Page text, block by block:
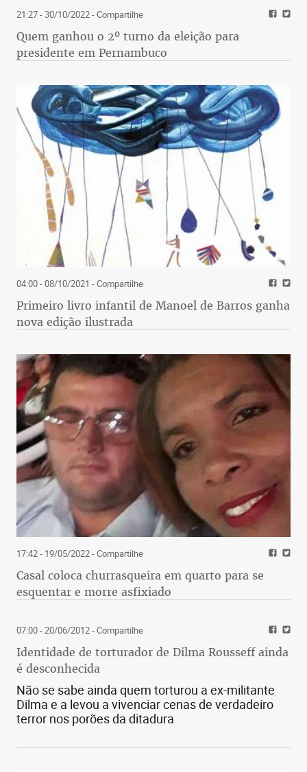
21:27 - 30/10/2022- Compartilhe
Quem ganhou o 2º turno da eleição para
presidente em Pernambuco
04:00 - 08/10/2021 - Compartilhe
Primeiro livro infantil de Manoel de Barros ganha
nova edição ilustrada
17:42 - 19/05/2022- Compartilhe
Casal coloca churrasqueira em quarto para se
esquentar e morre asfixiado
07:00 - 20/06/2012- Compartilhe
Identidade de torturador de Dilma Rousseff ainda
é desconhecida
Não se sabe ainda quem torturou a ex-militante
Dilma e a levou a vivenciar cenas de verdadeiro
terror nos porões da ditadura